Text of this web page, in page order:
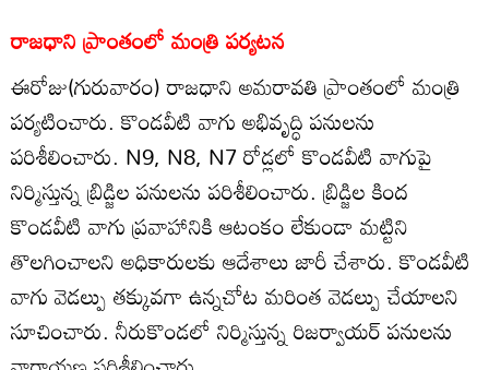
రాజధాని ప్రాంతంలో మంత్రి పర్యటన
ఈరోజు(గురువారం) రాజధాని అమరావతి ప్రాంతంలో మంత్రి
పర్యటించారు. కొండవీటి వాగు అభివృద్ధి పనులను
పరిశీలించారు. N9, N8, N7 రోడ్లలో కొండవీటి వాగుపై
నిర్మిస్తున్న బ్రిడ్జిల పనులను పరిశీలించారు. బ్రిడ్జిల కింద
కొండవీటి వాగు ప్రవాహానికి ఆటంకం లేకుండా మట్టిని
తొలగించాలని అధికారులకు ఆదేశాలు జారీ చేశారు. కొండవీటి
వాగు వెడల్పు తక్కువగా ఉన్నచోట మరింత వెడల్పు చేయాలని
సూచించారు. నీరుకొండలో నిర్మిస్తున్న రిజర్వాయర్ పనులను